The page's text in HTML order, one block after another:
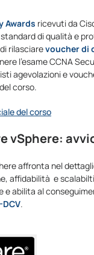
Awards ricevuti da
di qualità e
rilasciarevoucher di
l’esame CCNA
agevolazioni e
corso.
del corso
vSphere:
affronta nel
affidabilità e
e abilita al
.